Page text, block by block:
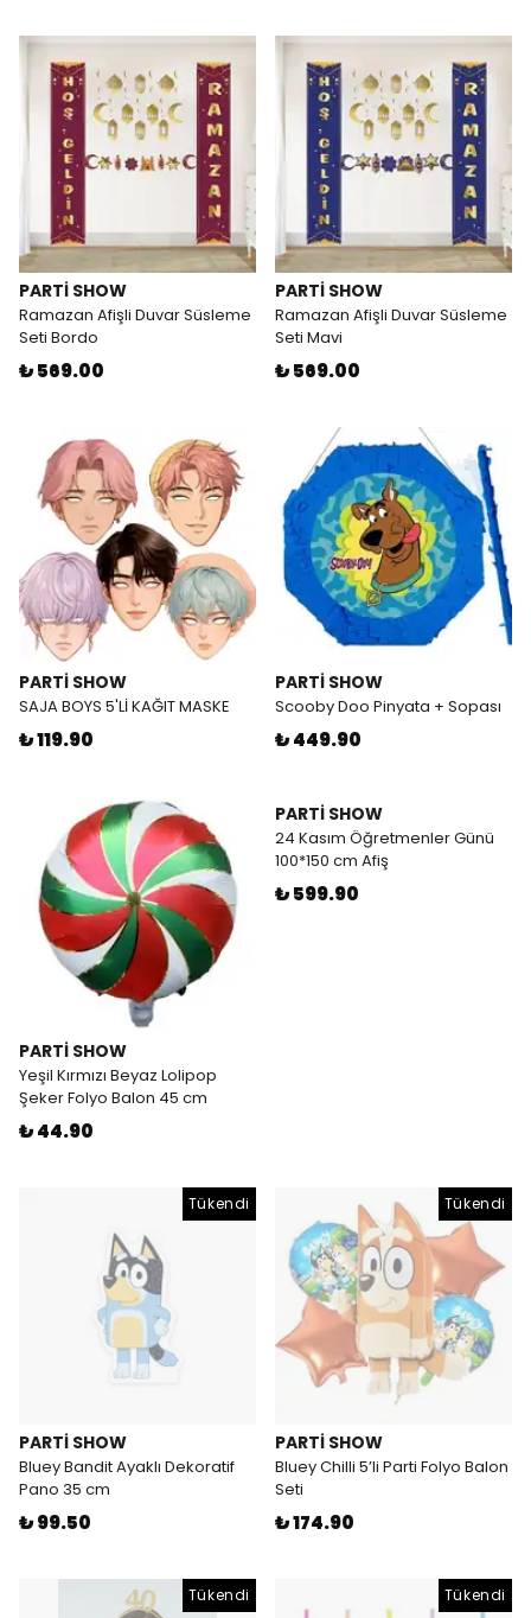
PARTİ SHOW
Ramazan Afişli Duvar Süsleme
Seti Bordo
₺ 569.00
PARTİ SHOW
Ramazan Afişli Duvar Süsleme
Seti Mavi
₺ 569.00
PARTİ SHOW
SAJA BOYS 5'Lİ KAĞIT MASKE
₺ 119.90
PARTİ SHOW
Scooby Doo Pinyata + Sopası
₺ 449.90
PARTİ SHOW
Yeşil Kırmızı Beyaz Lolipop
Şeker Folyo Balon 45 cm
₺ 44.90
PARTİ SHOW
24 Kasım Öğretmenler Günü
100*150 cm Afiş
₺ 599.90
Tükendi
PARTİ SHOW
Bluey Bandit Ayaklı Dekoratif
Pano 35 cm
₺ 99.50
Tükendi
PARTİ SHOW
Bluey Chilli 5’li Parti Folyo Balon
Seti
₺ 174.90
Tükendi Tükendi